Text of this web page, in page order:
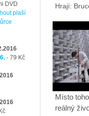
DVD
plaší
- 79 Kč
Hrají:
Místo
reálný